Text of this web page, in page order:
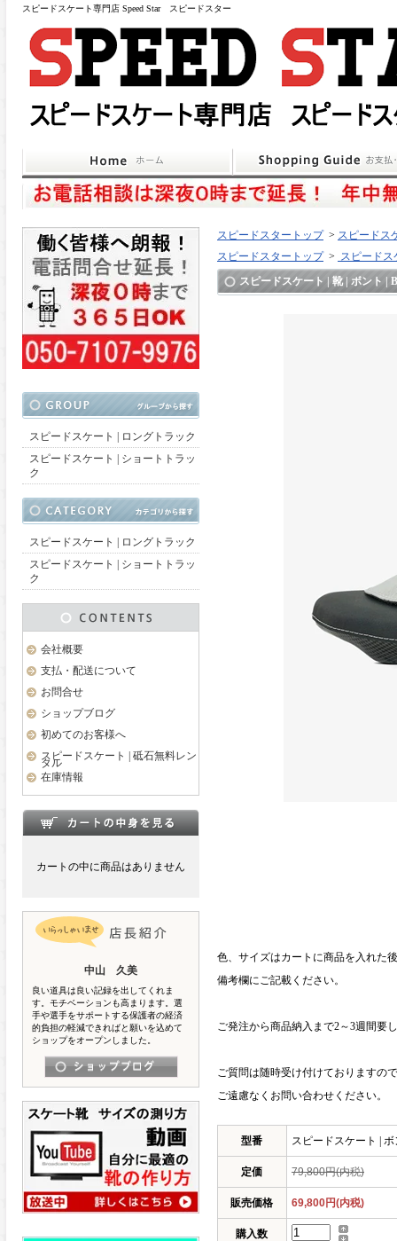
スピードスケート専門店 Speed Star スピードスター
スピードスケート | ロングトラック
スピードスケート | ショートトラッ
ク
スピードスケート | ロングトラック
スピードスケート | ショートトラッ
ク
会社概要
支払・配送について
お問合せ
ショップブログ
初めてのお客様へ
スピードスケート | 砥石無料レン
タル
在庫情報
カートの中に商品はありません
中山 久美
良い道具は良い記録を出してくれま
す。モチベーションも高まります。選
手や選手をサポートする保護者の経済
的負担の軽減できればと願いを込めて
ショップをオープンしました。
スピードスタートップ > スピードス
スピードスタートップ> スピードス
スピードスケート | 靴 | ボント |
色、サイズはカートに商品を入れた
備考欄にご記載ください。
ご発注から商品納入まで2～3週間要
ご質問は随時受け付けておりますの
ご遠慮なくお問い合わせください。
型番 スピードスケート |
定価 79,800円(内税)
販売価格 69,800円(内税)
購入数